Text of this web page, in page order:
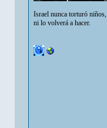
Israel nunca torturó niños,
ni lo volverá a hacer.